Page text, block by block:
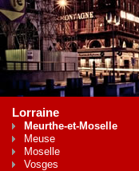
Lorraine
Meurthe-et-Moselle
Meuse
Moselle
Vosges